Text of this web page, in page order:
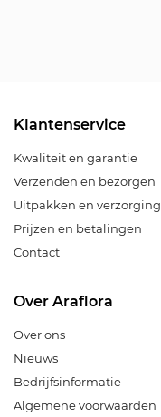
Klantenservice
Kwaliteit en garantie
Verzenden en bezorgen
Uitpakken en verzorging
Prijzen en betalingen
Contact
Over Araflora
Over ons
Nieuws
Bedrijfsinformatie
Algemene voorwaarden